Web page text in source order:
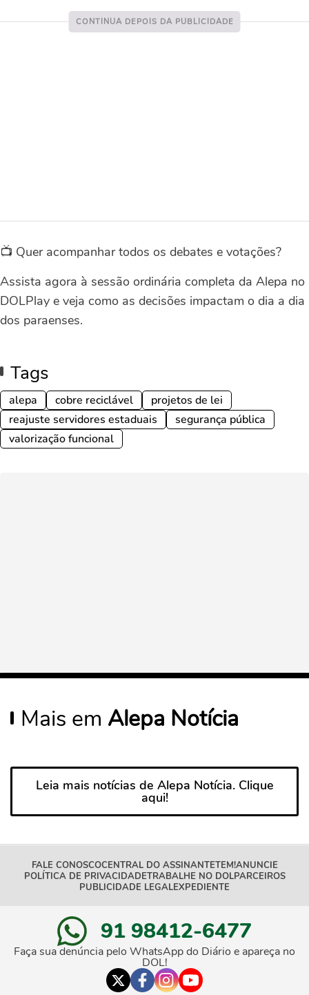
📺 Quer acompanhar todos os debates e votações?
Assista agora à sessão ordinária completa da Alepa no
DOLPlay e veja como as decisões impactam o dia a dia
dos paraenses.
Tags
alepa cobre reciclável
projetos de lei
reajuste servidores estaduais
segurança pública
valorização funcional
Mais em Alepa Notícia
Leia mais notícias de Alepa Notícia. Clique
aqui!
FALE CONOSCOCENTRAL DO ASSINANTETEM!ANUNCIE
POLÍTICA DE PRIVACIDADETRABALHE NO DOLPARCEIROS
PUBLICIDADE LEGALEXPEDIENTE
91 98412-6477
Faça sua denúncia pelo WhatsApp do Diário e apareça no
DOL!